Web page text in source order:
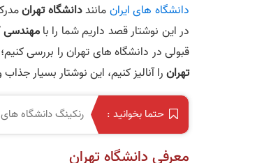
دانشگاه های ایرانماننددانشگاه تهران
در این نوشتار قصد داریم شما را بامهندسی
قبولی در دانشگاه های تهران را بررسی
تهرانرا آنالیز کنیم، این نوشتار بسیار
حتما بخوانید : رنکینگ دانشگاه
معرفی دانشگاه تهران